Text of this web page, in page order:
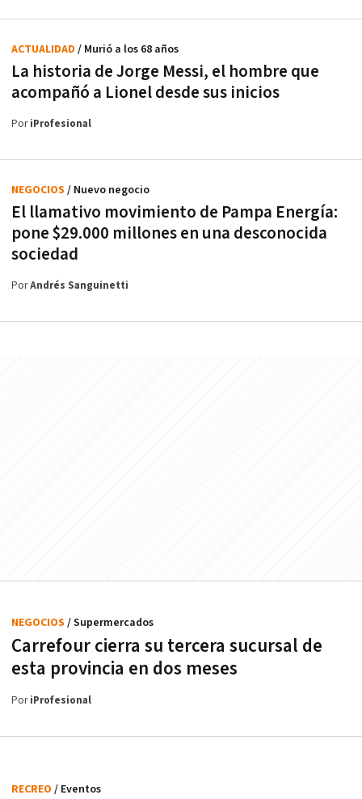
La historia de Jorge Messi, el hombre que
acompañó a Lionel desde sus inicios
ACTUALIDAD / Murió a los 68 años
PoriProfesional
El llamativo movimiento de Pampa Energía:
pone $29.000 millones en una desconocida
sociedad
NEGOCIOS / Nuevo negocio
PorAndrés Sanguinetti
Carrefour cierra su tercera sucursal de
esta provincia en dos meses
NEGOCIOS / Supermercados
PoriProfesional
RECREO / Eventos